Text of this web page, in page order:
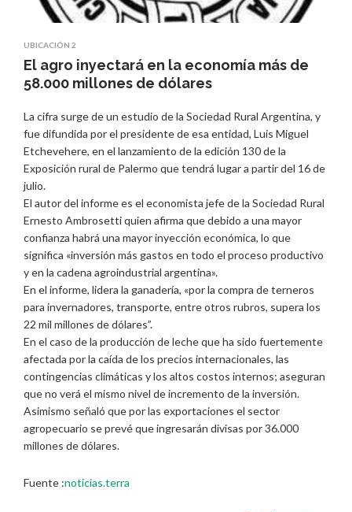
UBICACIÓN 2
El agro inyectará en la economía más de
58.000 millones de dólares
La cifra surge de un estudio de la Sociedad Rural Argentina, y
fue difundida por el presidente de esa entidad, Luis Miguel
Etchevehere, en el lanzamiento de la edición 130 de la
Exposición rural de Palermo que tendrá lugar a partir del 16 de
julio.
El autor del informe es el economista jefe de la Sociedad Rural
Ernesto Ambrosetti quien afirma que debido a una mayor
confianza habrá una mayor inyección económica, lo que
significa «inversión más gastos en todo el proceso productivo
y en la cadena agroindustrial argentina».
En el informe, lidera la ganadería, «por la compra de terneros
para invernadores, transporte, entre otros rubros, supera los
22 mil millones de dólares”.
En el caso de la producción de leche que ha sido fuertemente
afectada por la caída de los precios internacionales, las
contingencias climáticas y los altos costos internos; aseguran
que no verá el mismo nivel de incremento de la inversión.
Asimismo señaló que por las exportaciones el sector
agropecuario se prevé que ingresarán divisas por 36.000
millones de dólares.
Fuente :noticias.terra